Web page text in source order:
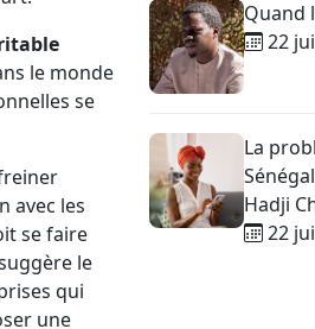
le monde
se
avec les
se faire
le
qui
une
Quand
22
La
Hadji
22